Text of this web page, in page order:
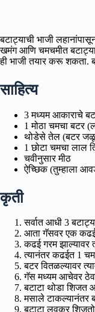
बटाट्याची भाजी
खमंग आणि चमचमीत
ही भाजी तयार करू शकता.
साहित्य
3 मध्यम आकाराचे
1 मोठा चमचा बटर
थोडेसे तेल (बटर
1 छोटा चमचा लाल
चवीनुसार मीठ
ऐच्छिक (तुम्हाला
कृती
सर्वात आधी 3
आता गॅसवर एक कढई
कढई गरम
त्यानंतर कढईत 1
बटर वितळल्यावर
गॅस मध्यम आचेवर ठेवा
बटाटा थोडा शिजत
मसाले टाकल्यानंतर
बटाटा लवकर